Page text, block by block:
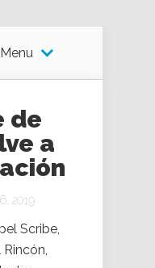
de
a
2019
Scribe,